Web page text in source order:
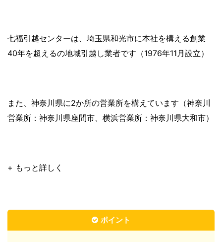
七福引越センターは、埼玉県和光市に本社を構える創業
40年を超えるの地域引越し業者です（1976年11月設立）
また、神奈川県に2か所の営業所を構えています（神奈川
営業所：神奈川県座間市、横浜営業所：神奈川県大和市）
+ もっと詳しく
ポイント